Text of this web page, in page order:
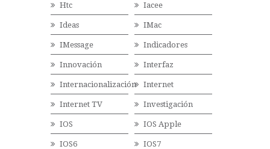
Htc Iacee
Ideas IMac
IMessage Indicadores
Innovación Interfaz
Internacionalización Internet
Internet TV Investigación
IOS IOS Apple
IOS6 IOS7